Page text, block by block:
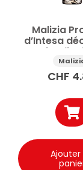
Malizia
d’Intesa
CHF
Ajouter